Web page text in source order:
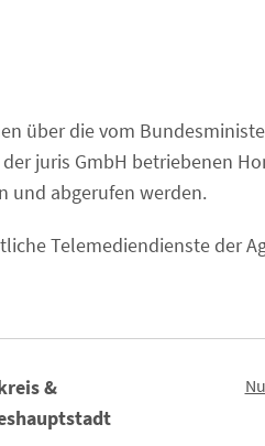
über die vom
juris GmbH betriebenen
und abgerufen werden.
Telemediendienste der
&